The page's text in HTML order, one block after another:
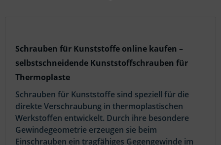
Schrauben für Kunststoffe online kaufen –
selbstschneidende Kunststoffschrauben für
Thermoplaste
Schrauben für Kunststoffe sind speziell für die
direkte Verschraubung in thermoplastischen
Werkstoffen entwickelt. Durch ihre besondere
Gewindegeometrie erzeugen sie beim
Einschrauben ein tragfähiges Gegengewinde im